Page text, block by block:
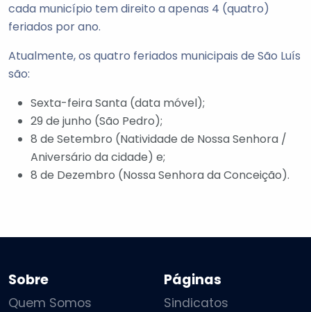
cada município tem direito a apenas 4 (quatro)
feriados por ano.
Atualmente, os quatro feriados municipais de São Luís
são:
Sexta-feira Santa (data móvel);
29 de junho (São Pedro);
8 de Setembro (Natividade de Nossa Senhora /
Aniversário da cidade) e;
8 de Dezembro (Nossa Senhora da Conceição).
Sobre
Quem Somos
Páginas
Sindicatos